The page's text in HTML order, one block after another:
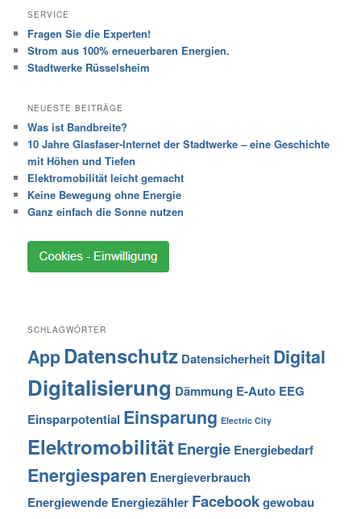
SERVICE
Fragen Sie die Experten!
Strom aus 100% erneuerbaren Energien.
Stadtwerke Rüsselsheim
NEUESTE BEITRÄGE
Was ist Bandbreite?
10 Jahre Glasfaser-Internet der Stadtwerke – eine Geschichte
mit Höhen und Tiefen
Elektromobilität leicht gemacht
Keine Bewegung ohne Energie
Ganz einfach die Sonne nutzen
SCHLAGWÖRTER
AppDatenschutz Datensicherheit Digital
Digitalisierung Dämmung E-Auto EEG
Einsparpotential Einsparung Electric City
ElektromobilitätEnergie Energiebedarf
Energiesparen Energieverbrauch
Energiewende Energiezähler Facebookgewobau